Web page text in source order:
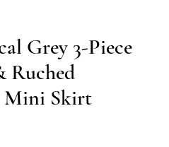
Grey 3-Piece
Ruched
Mini Skirt